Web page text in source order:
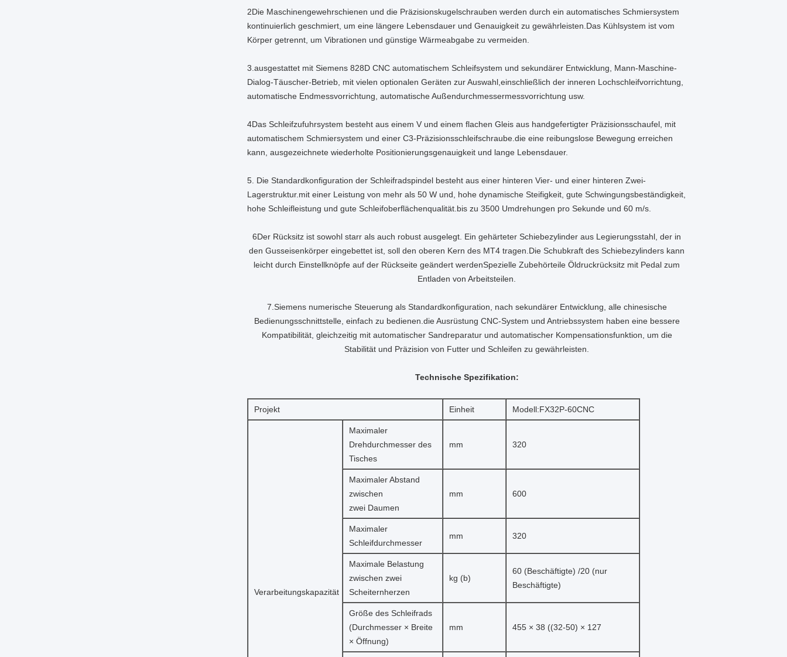
2Die Maschinengewehrschienen und die Präzisionskugelschrauben werden durch ein automatisches Schmiersystem
kontinuierlich geschmiert, um eine längere Lebensdauer und Genauigkeit zu gewährleisten.Das Kühlsystem ist vom
Körper getrennt, um Vibrationen und günstige Wärmeabgabe zu vermeiden.
3.ausgestattet mit Siemens 828D CNC automatischem Schleifsystem und sekundärer Entwicklung, Mann-Maschine-
Dialog-Täuscher-Betrieb, mit vielen optionalen Geräten zur Auswahl,einschließlich der inneren Lochschleifvorrichtung,
automatische Endmessvorrichtung, automatische Außendurchmessermessvorrichtung usw.
4Das Schleifzufuhrsystem besteht aus einem V und einem flachen Gleis aus handgefertigter Präzisionsschaufel, mit
automatischem Schmiersystem und einer C3-Präzisionsschleifschraube.die eine reibungslose Bewegung erreichen
kann, ausgezeichnete wiederholte Positionierungsgenauigkeit und lange Lebensdauer.
5. Die Standardkonfiguration der Schleifradspindel besteht aus einer hinteren Vier- und einer hinteren Zwei-
Lagerstruktur.mit einer Leistung von mehr als 50 W und, hohe dynamische Steifigkeit, gute Schwingungsbeständigkeit,
hohe Schleifleistung und gute Schleifoberflächenqualität.bis zu 3500 Umdrehungen pro Sekunde und 60 m/s.
6Der Rücksitz ist sowohl starr als auch robust ausgelegt. Ein gehärteter Schiebezylinder aus Legierungsstahl, der in
den Gusseisenkörper eingebettet ist, soll den oberen Kern des MT4 tragen.Die Schubkraft des Schiebezylinders kann
leicht durch Einstellknöpfe auf der Rückseite geändert werdenSpezielle Zubehörteile Öldruckrücksitz mit Pedal zum
Entladen von Arbeitsteilen.
7.Siemens numerische Steuerung als Standardkonfiguration, nach sekundärer Entwicklung, alle chinesische
Bedienungsschnittstelle, einfach zu bedienen.die Ausrüstung CNC-System und Antriebssystem haben eine bessere
Kompatibilität, gleichzeitig mit automatischer Sandreparatur und automatischer Kompensationsfunktion, um die
Stabilität und Präzision von Futter und Schleifen zu gewährleisten.
Technische Spezifikation:
Projekt Einheit Modell:FX32P-60CNC
Verarbeitungskapazität
Maximaler
Drehdurchmesser des
Tisches
mm 320
Maximaler Abstand
zwischen
zwei Daumen
mm 600
Maximaler
Schleifdurchmesser
mm 320
Maximale Belastung
zwischen zwei
Scheiternherzen
kg (b)
60 (Beschäftigte) /20 (nur
Beschäftigte)
Größe des Schleifrads
(Durchmesser × Breite
× Öffnung)
mm 455 × 38 ((32-50) × 127